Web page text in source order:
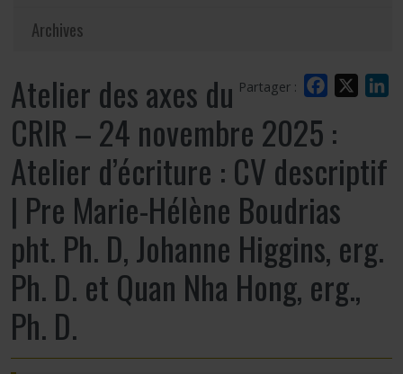
Archives
Partager : Facebook
Atelier des axes du
CRIR – 24 novembre 2025 :
Atelier d’écriture : CV descriptif
| Pre Marie-Hélène Boudrias
pht. Ph. D, Johanne Higgins, erg.
Ph. D. et Quan Nha Hong, erg.,
Ph. D.